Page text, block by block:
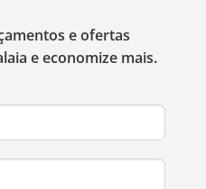
e ofertas
e economize mais.